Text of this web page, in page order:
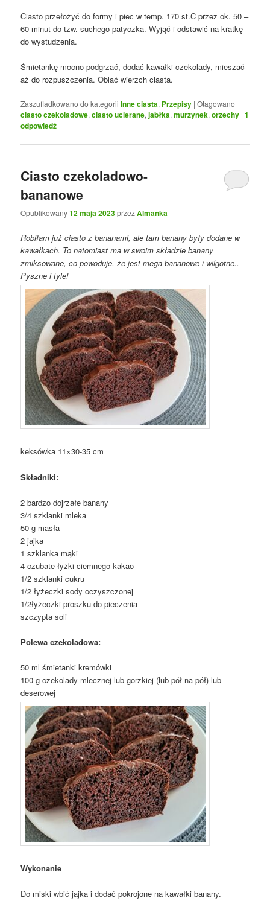
Ciasto przełożyć do formy i piec w temp. 170 st.C przez ok. 50 –
60 minut do tzw. suchego patyczka. Wyjąć i odstawić na kratkę
do wystudzenia.
Śmietankę mocno podgrzać, dodać kawałki czekolady, mieszać
aż do rozpuszczenia. Oblać wierzch ciasta.
Zaszufladkowano do kategorii Inne ciasta, Przepisy |Otagowano
ciasto czekoladowe,ciasto ucierane,jabłka,murzynek,orzechy |1
odpowiedź
Ciasto czekoladowo-
bananowe
Opublikowany12 maja 2023przezAlmanka
Robiłam już ciasto z bananami, ale tam banany były dodane w
kawałkach. To natomiast ma w swoim składzie banany
zmiksowane, co powoduje, że jest mega bananowe i wilgotne..
Pyszne i tyle!
keksówka 11×30-35 cm
Składniki:
2 bardzo dojrzałe banany
3/4 szklanki mleka
50 g masła
2 jajka
1 szklanka mąki
4 czubate łyżki ciemnego kakao
1/2 szklanki cukru
1/2 łyżeczki sody oczyszczonej
1/2łyżeczki proszku do pieczenia
szczypta soli
Polewa czekoladowa:
50 ml śmietanki kremówki
100 g czekolady mlecznej lub gorzkiej (lub pół na pół) lub
deserowej
Wykonanie
Do miski wbić jajka i dodać pokrojone na kawałki banany.